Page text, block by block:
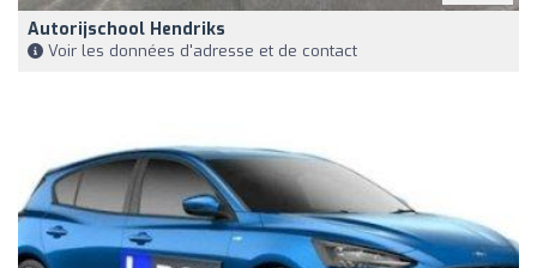
Autorijschool Hendriks
Voir les données d'adresse et de contact